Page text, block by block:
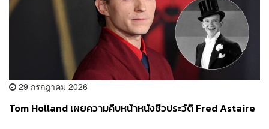
29 กรกฎาคม 2026
Tom Holland เผยความคืบหน้าหนังชีวประวัติ Fred Astaire